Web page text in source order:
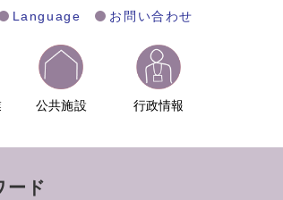
Language お問い合わせ
公共施設 行政情報
ード